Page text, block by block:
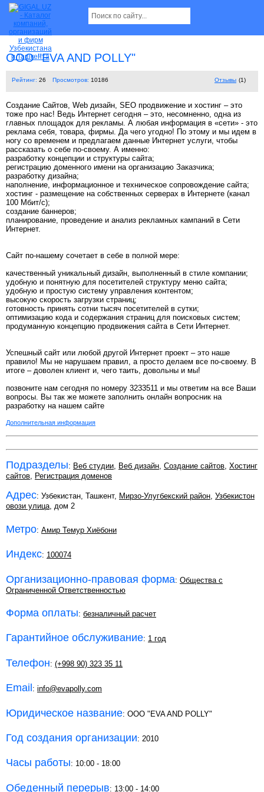
ООО "EVA AND POLLY"
Рейтинг: 26 Просмотров: 10186 Отзывы (1)
Создание Сайтов, Web дизайн, SEO продвижение и хостинг – это
тоже про нас! Ведь Интернет сегодня – это, несомненно, одна из
главных площадок для рекламы. А любая информация в «сети» - это
реклама себя, товара, фирмы. Да чего угодно! По этому и мы идем в
ногу со временем и предлагаем данные Интернет услуги, чтобы
рассказать о себе по-своему. А именно:
разработку концепции и структуры сайта;
регистрацию доменного имени на организацию Заказчика;
разработку дизайна;
наполнение, информационное и техническое сопровождение сайта;
хостинг - размещение на собственных серверах в Интернете (канал
100 Мбит/с);
создание баннеров;
планирование, проведение и анализ рекламных кампаний в Сети
Интернет.
Сайт по-нашему сочетает в себе в полной мере:
качественный уникальный дизайн, выполненный в стиле компании;
удобную и понятную для посетителей структуру меню сайта;
удобную и простую систему управления контентом;
высокую скорость загрузки страниц;
готовность принять сотни тысяч посетителей в сутки;
оптимизацию кода и содержания страниц для поисковых систем;
продуманную концепцию продвижения сайта в Сети Интернет.
Успешный сайт или любой другой Интернет проект – это наше
правило! Мы не нарушаем правил, а просто делаем все по-своему. В
итоге – доволен клиент и, чего таить, довольны и мы!
позвоните нам сегодня по номеру 3233511 и мы ответим на все Ваши
вопросы. Вы так же можете заполнить онлайн вопросник на
разработку на нашем сайте
Дополнительная информация
Подразделы: Веб студии, Веб дизайн, Создание сайтов, Хостинг
сайтов, Регистрация доменов
Адрес: Узбекистан, Ташкент, Мирзо-Улугбекский район, Узбекистон
овози улица, дом 2
Метро: Амир Темур Хиёбони
Индекс: 100074
Организационно-правовая форма: Общества с
Ограниченной Ответственностью
Форма оплаты: безналичный расчет
Гарантийное обслуживание: 1 год
Телефон: (+998 90) 323 35 11
Email : info@evapolly.com
Юридическое название: ООО "EVA AND POLLY"
Год создания организации: 2010
Часы работы: 10:00 - 18:00
Обеденный перерыв: 13:00 - 14:00